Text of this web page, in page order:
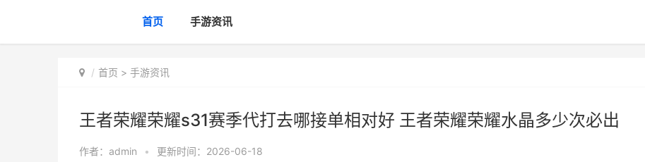
首页 手游资讯
首页 > 手游资讯
王者荣耀荣耀s31赛季代打去哪接单相对好 王者荣耀荣耀水晶多少次必出
作者： admin • 更新时间：2026-06-18